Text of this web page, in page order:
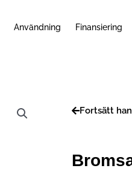
Användning Finansiering
Fortsätt